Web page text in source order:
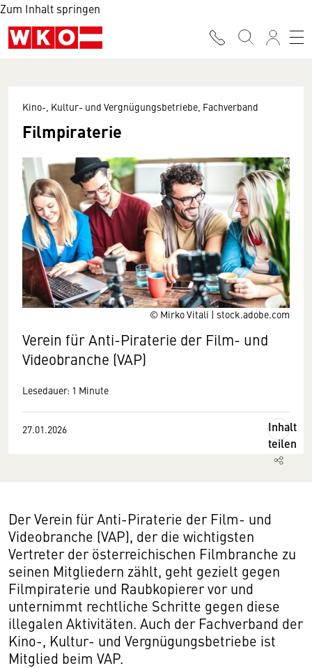
Zum Inhalt springen
© Mirko Vitali | stock.adobe.com
Kino-, Kultur- und Vergnügungsbetriebe, Fachverband
Filmpiraterie
Verein für Anti-Piraterie der Film- und
Videobranche (VAP)
Lesedauer: 1 Minute
27.01.2026
Inhalt
teilen
Der Verein für Anti-Piraterie der Film- und
Videobranche (VAP), der die wichtigsten
Vertreter der österreichischen Filmbranche zu
seinen Mitgliedern zählt, geht gezielt gegen
Filmpiraterie und Raubkopierer vor und
unternimmt rechtliche Schritte gegen diese
illegalen Aktivitäten. Auch der Fachverband der
Kino-, Kultur- und Vergnügungsbetriebe ist
Mitglied beim VAP.